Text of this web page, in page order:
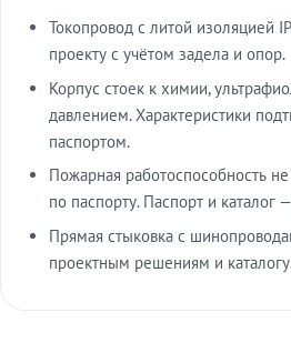
Токопровод с литой изоляцией
проекту с учётом задела и опор.
Корпус стоек к химии,
давлением. Характеристики
паспортом.
Пожарная работоспособность
по паспорту. Паспорт и каталог
Прямая стыковка с
проектным решениям и